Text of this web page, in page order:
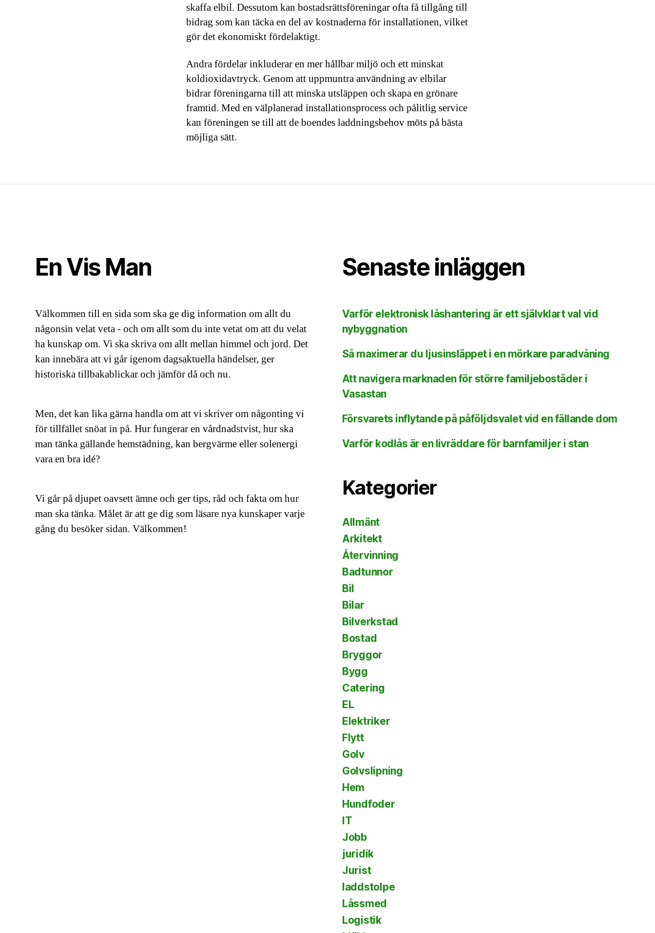
skaffa elbil. Dessutom kan bostadsrättsföreningar ofta få tillgång till
bidrag som kan täcka en del av kostnaderna för installationen, vilket
gör det ekonomiskt fördelaktigt.
Andra fördelar inkluderar en mer hållbar miljö och ett minskat
koldioxidavtryck. Genom att uppmuntra användning av elbilar
bidrar föreningarna till att minska utsläppen och skapa en grönare
framtid. Med en välplanerad installationsprocess och pålitlig service
kan föreningen se till att de boendes laddningsbehov möts på bästa
möjliga sätt.
En Vis Man
Välkommen till en sida som ska ge dig information om allt du
någonsin velat veta - och om allt som du inte vetat om att du velat
ha kunskap om. Vi ska skriva om allt mellan himmel och jord. Det
kan innebära att vi går igenom dagsaktuella händelser, ger
historiska tillbakablickar och jämför då och nu.
Men, det kan lika gärna handla om att vi skriver om någonting vi
för tillfället snöat in på. Hur fungerar en vårdnadstvist, hur ska
man tänka gällande hemstädning, kan bergvärme eller solenergi
vara en bra idé?
Vi går på djupet oavsett ämne och ger tips, råd och fakta om hur
man ska tänka. Målet är att ge dig som läsare nya kunskaper varje
gång du besöker sidan. Välkommen!
Senaste inläggen
Varför elektronisk låshantering är ett självklart val vid
nybyggnation
Så maximerar du ljusinsläppet i en mörkare paradvåning
Att navigera marknaden för större familjebostäder i
Vasastan
Försvarets inflytande på påföljdsvalet vid en fällande dom
Varför kodlås är en livräddare för barnfamiljer i stan
Kategorier
Allmänt
Arkitekt
Återvinning
Badtunnor
Bil
Bilar
Bilverkstad
Bostad
Bryggor
Bygg
Catering
EL
Elektriker
Flytt
Golv
Golvslipning
Hem
Hundfoder
IT
Jobb
juridik
Jurist
laddstolpe
Låssmed
Logistik